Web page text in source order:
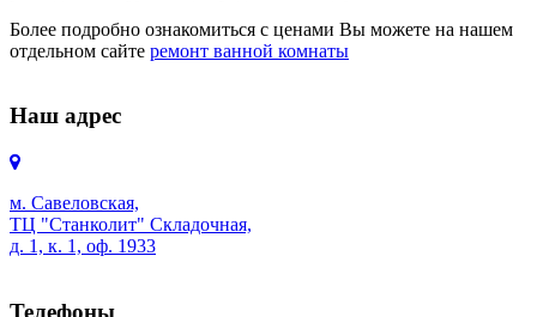
Более подробно ознакомиться с ценами Вы можете на нашем
отдельном сайте ремонт ванной комнаты
Наш адрес
м. Савеловская,
ТЦ "Станколит" Складочная,
д. 1, к. 1, оф. 1933
Телефоны